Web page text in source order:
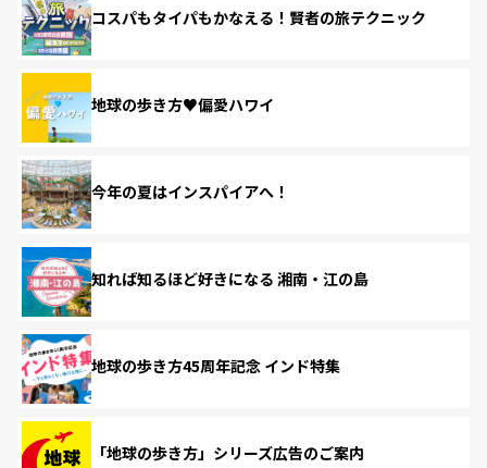
コスパもタイパもかなえる！賢者の旅テクニック
地球の歩き方♥偏愛ハワイ
今年の夏はインスパイアへ！
知れば知るほど好きになる 湘南・江の島
地球の歩き方45周年記念 インド特集
「地球の歩き方」シリーズ広告のご案内